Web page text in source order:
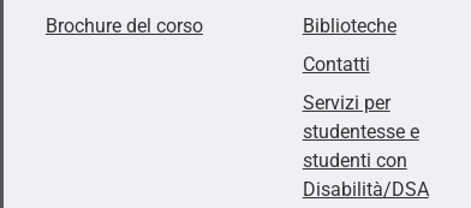
Brochure del corso
Biblioteche
Contatti
Servizi per
studentesse e
studenti con
Disabilità/DSA